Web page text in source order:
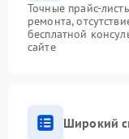
Точные прайс-
ремонта,
бесплатной
сайте
Широкий